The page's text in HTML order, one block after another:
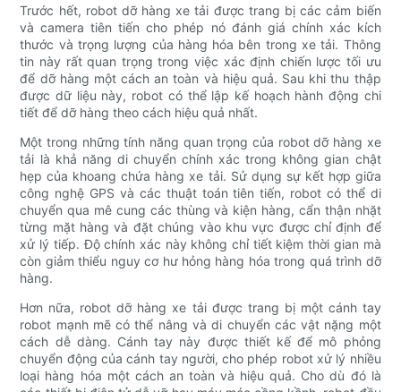
Trước hết, robot dỡ hàng xe tải được trang bị các cảm biến
và camera tiên tiến cho phép nó đánh giá chính xác kích
thước và trọng lượng của hàng hóa bên trong xe tải. Thông
tin này rất quan trọng trong việc xác định chiến lược tối ưu
để dỡ hàng một cách an toàn và hiệu quả. Sau khi thu thập
được dữ liệu này, robot có thể lập kế hoạch hành động chi
tiết để dỡ hàng theo cách hiệu quả nhất.
Một trong những tính năng quan trọng của robot dỡ hàng xe
tải là khả năng di chuyển chính xác trong không gian chật
hẹp của khoang chứa hàng xe tải. Sử dụng sự kết hợp giữa
công nghệ GPS và các thuật toán tiên tiến, robot có thể di
chuyển qua mê cung các thùng và kiện hàng, cẩn thận nhặt
từng mặt hàng và đặt chúng vào khu vực được chỉ định để
xử lý tiếp. Độ chính xác này không chỉ tiết kiệm thời gian mà
còn giảm thiểu nguy cơ hư hỏng hàng hóa trong quá trình dỡ
hàng.
Hơn nữa, robot dỡ hàng xe tải được trang bị một cánh tay
robot mạnh mẽ có thể nâng và di chuyển các vật nặng một
cách dễ dàng. Cánh tay này được thiết kế để mô phỏng
chuyển động của cánh tay người, cho phép robot xử lý nhiều
loại hàng hóa một cách an toàn và hiệu quả. Cho dù đó là